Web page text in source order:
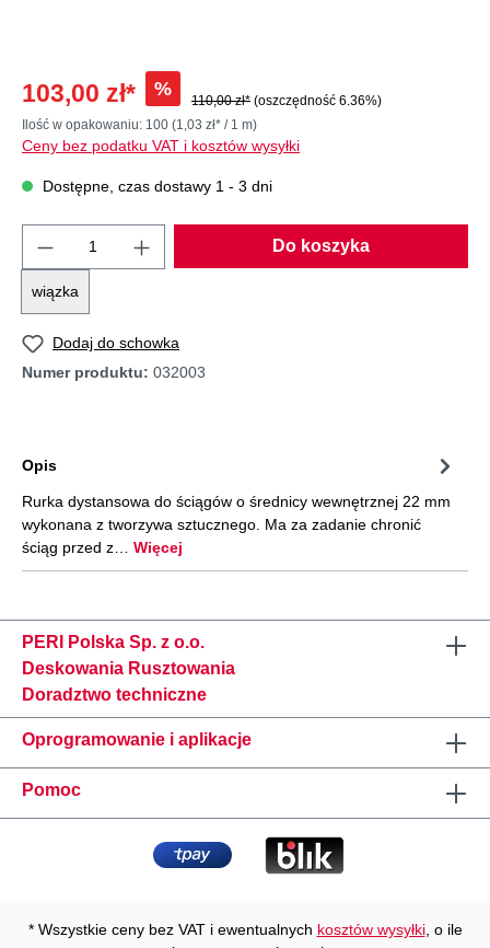
103,00 zł* %
110,00 zł* (oszczędność 6.36%)
Ilość w opakowaniu: 100 (1,03 zł* / 1 m)
Ceny bez podatku VAT i kosztów wysyłki
Dostępne, czas dostawy 1 - 3 dni
wiązka
Do koszyka
Dodaj do schowka
Numer produktu: 032003
Opis
Rurka dystansowa do ściągów o średnicy wewnętrznej 22 mm
wykonana z tworzywa sztucznego. Ma za zadanie chronić
ściąg przed z… Więcej
PERI Polska Sp. z o.o.
Deskowania Rusztowania
Doradztwo techniczne
Oprogramowanie i aplikacje
Pomoc
* Wszystkie ceny bez VAT i ewentualnych kosztów wysyłki, o ile